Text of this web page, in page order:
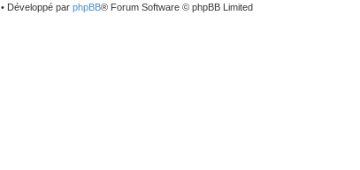
• Développé par phpBB® Forum Software © phpBB Limited